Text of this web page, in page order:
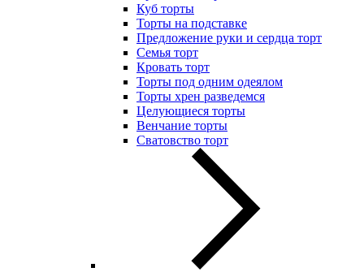
Куб торты
Торты на подставке
Предложение руки и сердца торт
Семья торт
Кровать торт
Торты под одним одеялом
Торты хрен разведемся
Целующиеся торты
Венчание торты
Сватовство торт